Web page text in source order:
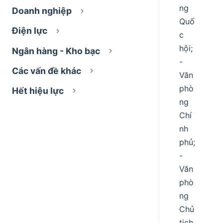
Doanh nghiệp
Điện lực
Ngân hàng - Kho bạc
Các vấn đề khác
Hết hiệu lực
ng
Quố
c
hội;
-
Văn
phò
ng
Chí
nh
phủ;
-
Văn
phò
ng
Chủ